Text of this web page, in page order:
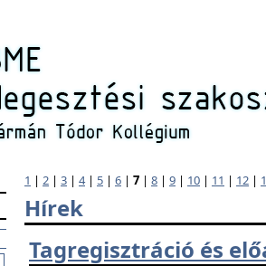
1 | 2 | 3 | 4| 5 | 6 | 7 | 8 | 9 | 10 | 11 | 12 |
Hírek
Tagregisztráció és